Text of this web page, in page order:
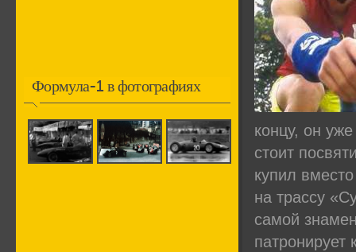
Формула-1 в фотографиях
концу, он
стоит
купил
на трассу
самой
патронирует